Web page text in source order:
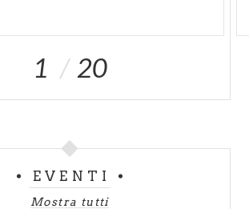
1 20
EVENTI
Mostra tutti